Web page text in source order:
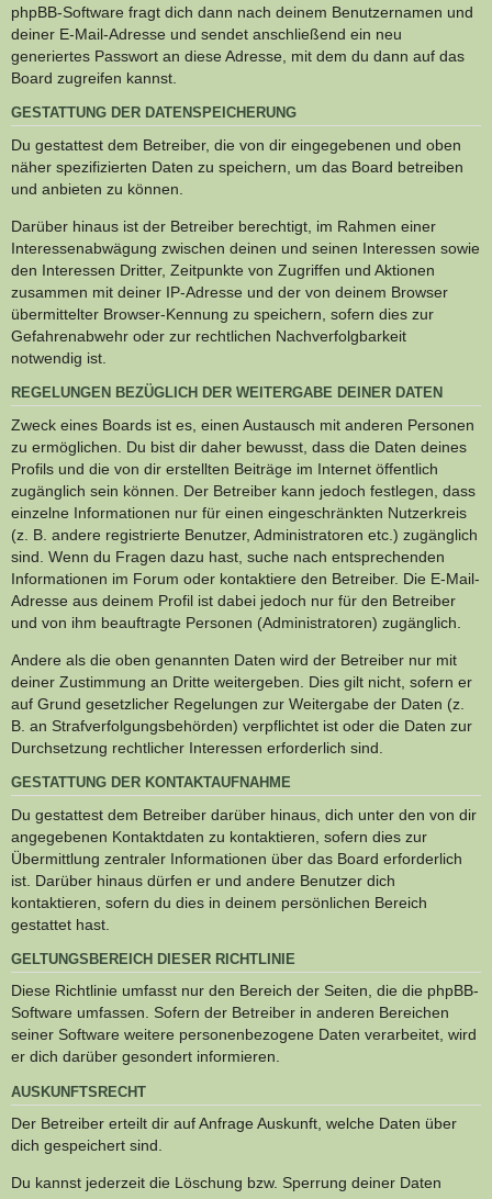
phpBB-Software fragt dich dann nach deinem Benutzernamen und
deiner E-Mail-Adresse und sendet anschließend ein neu
generiertes Passwort an diese Adresse, mit dem du dann auf das
Board zugreifen kannst.
GESTATTUNG DER DATENSPEICHERUNG
Du gestattest dem Betreiber, die von dir eingegebenen und oben
näher spezifizierten Daten zu speichern, um das Board betreiben
und anbieten zu können.
Darüber hinaus ist der Betreiber berechtigt, im Rahmen einer
Interessenabwägung zwischen deinen und seinen Interessen sowie
den Interessen Dritter, Zeitpunkte von Zugriffen und Aktionen
zusammen mit deiner IP-Adresse und der von deinem Browser
übermittelter Browser-Kennung zu speichern, sofern dies zur
Gefahrenabwehr oder zur rechtlichen Nachverfolgbarkeit
notwendig ist.
REGELUNGEN BEZÜGLICH DER WEITERGABE DEINER DATEN
Zweck eines Boards ist es, einen Austausch mit anderen Personen
zu ermöglichen. Du bist dir daher bewusst, dass die Daten deines
Profils und die von dir erstellten Beiträge im Internet öffentlich
zugänglich sein können. Der Betreiber kann jedoch festlegen, dass
einzelne Informationen nur für einen eingeschränkten Nutzerkreis
(z. B. andere registrierte Benutzer, Administratoren etc.) zugänglich
sind. Wenn du Fragen dazu hast, suche nach entsprechenden
Informationen im Forum oder kontaktiere den Betreiber. Die E-Mail-
Adresse aus deinem Profil ist dabei jedoch nur für den Betreiber
und von ihm beauftragte Personen (Administratoren) zugänglich.
Andere als die oben genannten Daten wird der Betreiber nur mit
deiner Zustimmung an Dritte weitergeben. Dies gilt nicht, sofern er
auf Grund gesetzlicher Regelungen zur Weitergabe der Daten (z.
B. an Strafverfolgungsbehörden) verpflichtet ist oder die Daten zur
Durchsetzung rechtlicher Interessen erforderlich sind.
GESTATTUNG DER KONTAKTAUFNAHME
Du gestattest dem Betreiber darüber hinaus, dich unter den von dir
angegebenen Kontaktdaten zu kontaktieren, sofern dies zur
Übermittlung zentraler Informationen über das Board erforderlich
ist. Darüber hinaus dürfen er und andere Benutzer dich
kontaktieren, sofern du dies in deinem persönlichen Bereich
gestattet hast.
GELTUNGSBEREICH DIESER RICHTLINIE
Diese Richtlinie umfasst nur den Bereich der Seiten, die die phpBB-
Software umfassen. Sofern der Betreiber in anderen Bereichen
seiner Software weitere personenbezogene Daten verarbeitet, wird
er dich darüber gesondert informieren.
AUSKUNFTSRECHT
Der Betreiber erteilt dir auf Anfrage Auskunft, welche Daten über
dich gespeichert sind.
Du kannst jederzeit die Löschung bzw. Sperrung deiner Daten